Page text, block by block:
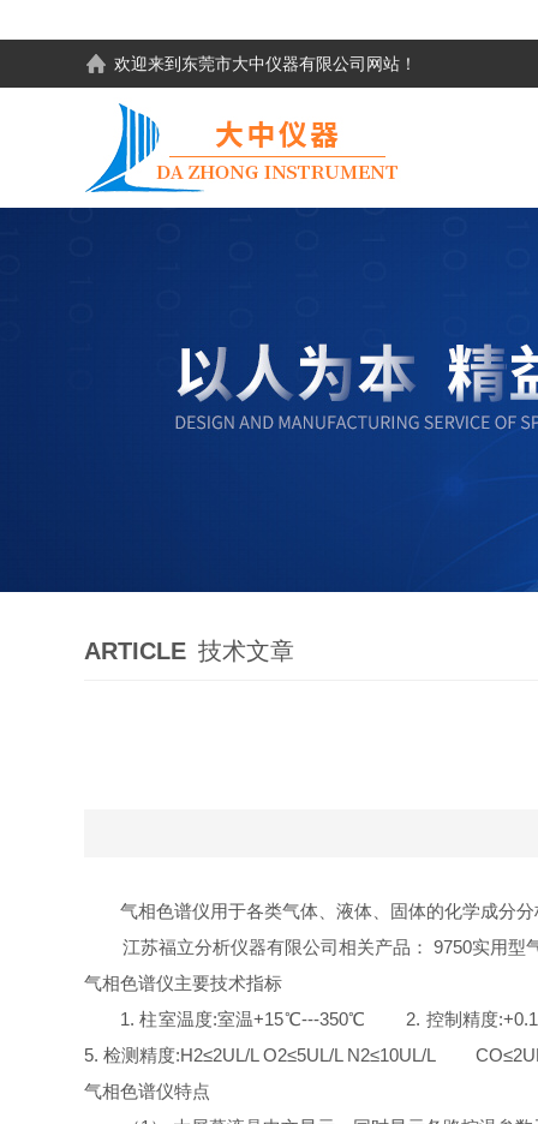
欢迎来到东莞市大中仪器有限公司网站！
ARTICLE 技术文章
气相色谱仪用于各类气体、液体、固体的化学成分
江苏福立分析仪器有限公司相关产品： 9750实用型
气相色谱仪主要技术指标
1. 柱室温度:室温+15℃---350℃ 2. 控制精度
5. 检测精度:H2≤2UL/L O2≤5UL/L N2≤10UL/L
气相色谱仪特点